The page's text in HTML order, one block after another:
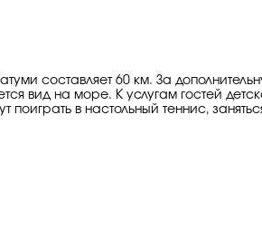
составляет 60 км. За
вид на море. К услугам гостей
в настольный теннис,